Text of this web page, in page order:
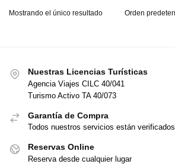
Mostrando el único resultado
Nuestras Licencias Turísticas
Agencia Viajes CILC 40/041
Turismo Activo TA 40/073
Garantía de Compra
Todos nuestros servicios están verificados
Reservas Online
Reserva desde cualquier lugar